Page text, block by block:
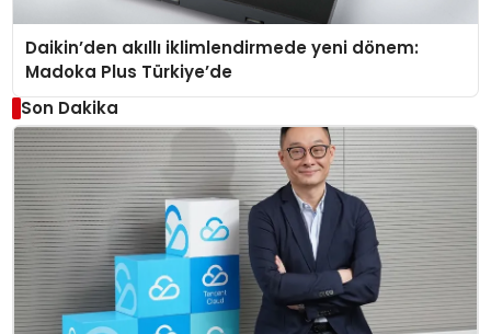
Daikin’den akıllı iklimlendirmede yeni dönem:
Madoka Plus Türkiye’de
Son Dakika